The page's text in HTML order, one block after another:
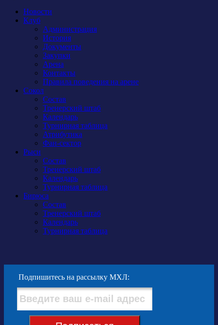
Новости
Клуб
Администрация
История
Документы
Закупки
Арена
Контакты
Правила поведения на арене
Сокол
Состав
Тренерский штаб
Календарь
Турнирная таблица
Атрибутика
Фан-сектор
Рыси
Состав
Тренерский штаб
Календарь
Турнирная таблица
Бирюса
Состав
Тренерский штаб
Календарь
Турнирная таблица
Подпишитесь на рассылку МХЛ: